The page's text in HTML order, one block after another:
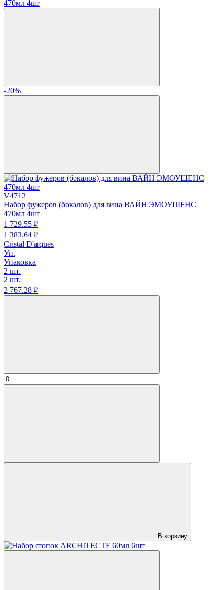
-20%
V4712
Набор фужеров (бокалов) для вина ВАЙН ЭМОУШЕНС
470мл 4шт
1 729.55 ₽
1 383.64 ₽
Cristal D'arques
Уп.
Упаковка
2 шт.
2 шт.
2 767.28 ₽
В корзину